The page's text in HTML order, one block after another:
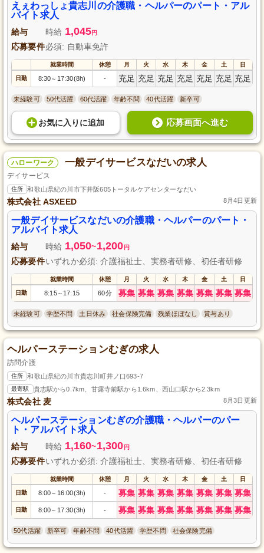
す。シフト制で週末休み、交通費の支給やマイカー通勤も可能で、働く環境
としても理想的です。地域に根ざした活動を通じて、ご利用者さまの充実し
た毎日を支えませんか。
えぇわっしょ貴志川の介護職・ヘルパーのパート・アル
バイト求人
給与 時給 1,045円
応募要件必須: 自動車免許
就業時間 休憩 月 火 水 木 金 土 日
日勤 8:30～ 17:30(8h) - 充足 充足 充足 充足 充足 充足 充足
未経験可 50代活躍 60代活躍 年齢不問 40代活躍 新卒可
お気に入り に追加 応募画面へ進む
ハローワーク 一般デイサービスなだいの求人
デイサービス
住所 和歌山県紀の川市下井阪605トータルケアセンターなだい
株式会社 ASXEED 8月4日更新
一般デイサービスなだいの介護職・ヘルパーのパート・
アルバイト求人
給与 時給 1,050~1,200 円
応募要件いずれか必須: 介護福祉士、実務者研修、初任者研修
就業時間 休憩 月 火 水 木 金 土 日
日勤 8:15～ 17:15 60分 募集 募集 募集 募集 募集 募集 募集
未経験可 学歴不問 土日休み 社会保険完備 残業ほぼなし 賞与あり
ヘルパーステーションむぎの求人
訪問介護
住所 和歌山県紀の川市貴志川町井ノ口693-7
最寄駅 貴志駅から0.7km、甘露寺前駅から1.6km、西山口駅から2.3km
株式会社 麦 8月3日更新
ヘルパーステーションむぎの介護職・ヘルパーのパー
ト・アルバイト求人
給与 時給 1,160~1,300 円
応募要件いずれか必須: 介護福祉士、実務者研修、初任者研修
就業時間 休憩 月 火 水 木 金 土 日
日勤 8:00～ 16:00(3h) - 募集 募集 募集 募集 募集 募集 募集
日勤 8:00～ 17:30(3h) - 募集 募集 募集 募集 募集 募集 募集
50代活躍 新卒可 年齢不問 40代活躍 学歴不問 社会保険完備